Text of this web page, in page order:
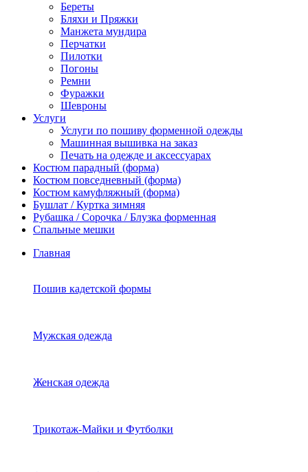
Береты
Бляхи и Пряжки
Манжета мундира
Перчатки
Пилотки
Погоны
Ремни
Фуражки
Шевроны
Услуги
Услуги по пошиву форменной одежды
Машинная вышивка на заказ
Печать на одежде и аксессуарах
Костюм парадный (форма)
Костюм повседневный (форма)
Костюм камуфляжный (форма)
Бушлат / Куртка зимняя
Рубашка / Сорочка / Блузка форменная
Спальные мешки
Главная
Пошив кадетской формы
Мужская одежда
Женская одежда
Трикотаж-Майки и Футболки